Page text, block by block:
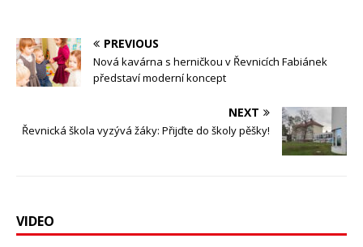
PREVIOUS
Nová kavárna s herničkou v Řevnicích Fabiánek
představí moderní koncept
NEXT
Řevnická škola vyzývá žáky: Přijďte do školy pěšky!
VIDEO